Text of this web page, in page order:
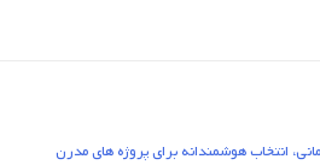
انتخاب هوشمندانه برای پروژه های مدرن